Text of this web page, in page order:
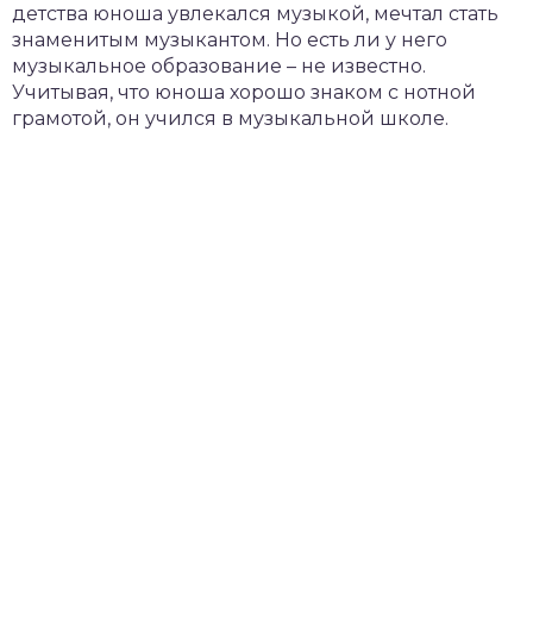
детства юноша увлекался музыкой, мечтал стать
знаменитым музыкантом. Но есть ли у него
музыкальное образование – не известно.
Учитывая, что юноша хорошо знаком с нотной
грамотой, он учился в музыкальной школе.